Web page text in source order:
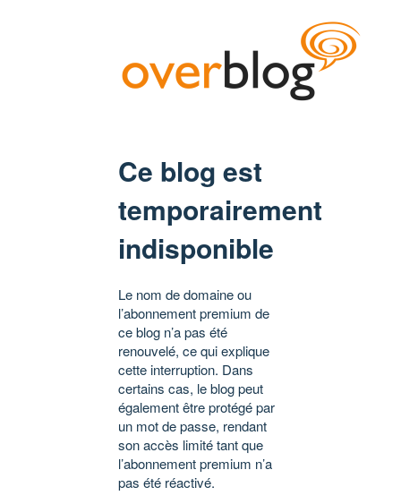
Ce blog est
temporairement
indisponible
Le nom de domaine ou
l’abonnement premium de
ce blog n’a pas été
renouvelé, ce qui explique
cette interruption. Dans
certains cas, le blog peut
également être protégé par
un mot de passe, rendant
son accès limité tant que
l’abonnement premium n’a
pas été réactivé.